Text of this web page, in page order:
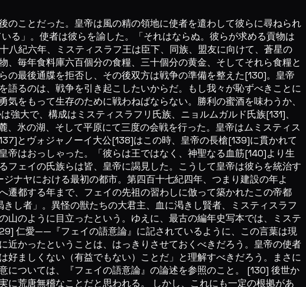
ことだった。皇帝は風の精の領地に使者を遣わして彼らに尋ねられ
る」。使者は彼らを諭した。「それはならぬ。彼らが求める貢物は
紀六年、ミスティスラフ王は臣下、同族、盟友に向けて、蒼星の
毎年食料庫六百個分の食糧、三十個分の黄金、そしてそれら食糧と
最後通牒を拒否し、その後双方は戦争の準備を整えた[130]。皇帝
るのは、戦争を引き起こしたいからだ。もし我々が恥ずべきことに
をもって生存のために戦わねばならない。勝利の蜜酒を味わうか、
大で、構成はミスティスラフリ氏族、ニョルムガルド氏族[131]、
氷の湖、そして平原にて三度の会戦を行った。皇帝はムミスティス
とヴォジャノーイ大公[138]はこの時、皇帝の長槍[139]に貫かれて
はおっしゃった。「彼らは王ではなく、神聖なる血筋[140]より生
ェイの氏族らは皆、皇帝に謁見した。こうして皇帝は彼らを統治す
ナヤにおける最初の都市。第四百十七紀四年、つまり建設の年よ
都する年まで、フェイの先祖の習わしに倣って築かれたこの帝都
し者」。異怪の獣たちの大君主、血に渇きし賢者、ミスティスラフ
のように目立ったという。ゆえに、最古の編年史写本では、ミステ
仁愛——『フェイの語意論』に記されているように、この言葉は現
かったということは、はっきりさせておくべきだろう。皇帝の使者
ましくない（有益でもない）ことだ」と理解すべきだろう。まさに
ついては、『フェイの語意論』の論述を参照のこと。 [130] 後世か
荒唐無稽なことだと思われる。 しかし、これにも一定の根拠があ